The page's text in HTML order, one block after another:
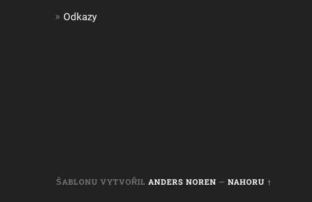
Odkazy
ŠABLONU VYTVOŘIL ANDERS NOREN — NAHORU ↑